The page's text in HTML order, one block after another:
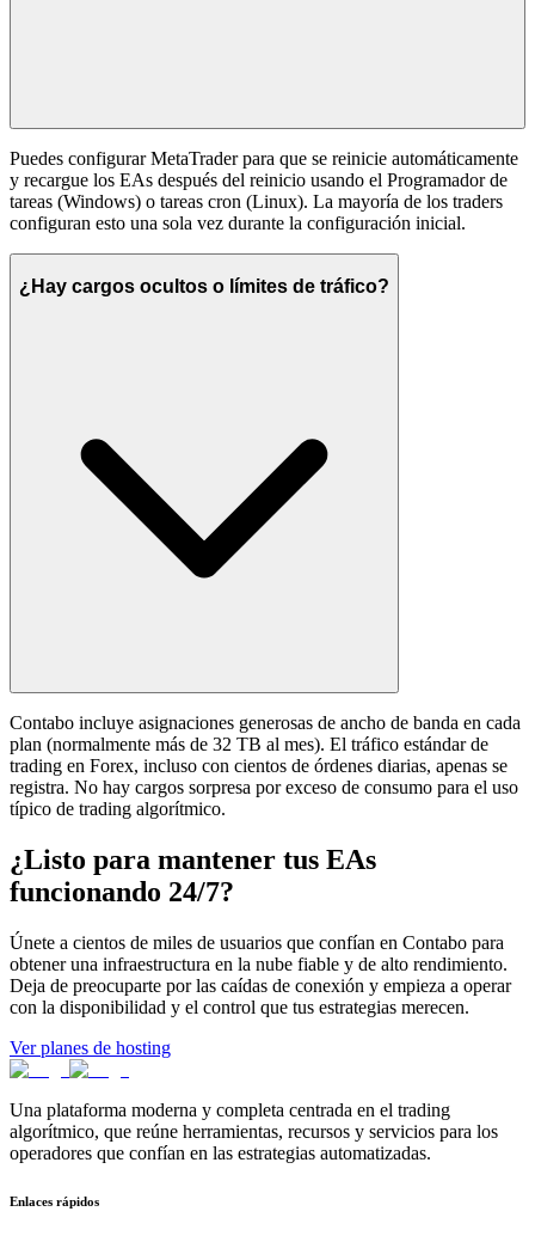
Puedes configurar MetaTrader para que se reinicie automáticamente
y recargue los EAs después del reinicio usando el Programador de
tareas (Windows) o tareas cron (Linux). La mayoría de los traders
configuran esto una sola vez durante la configuración inicial.
¿Hay cargos ocultos o límites de tráfico?
Contabo incluye asignaciones generosas de ancho de banda en cada
plan (normalmente más de 32 TB al mes). El tráfico estándar de
trading en Forex, incluso con cientos de órdenes diarias, apenas se
registra. No hay cargos sorpresa por exceso de consumo para el uso
típico de trading algorítmico.
¿Listo para mantener tus EAs
funcionando 24/7?
Únete a cientos de miles de usuarios que confían en Contabo para
obtener una infraestructura en la nube fiable y de alto rendimiento.
Deja de preocuparte por las caídas de conexión y empieza a operar
con la disponibilidad y el control que tus estrategias merecen.
Ver planes de hosting
Una plataforma moderna y completa centrada en el trading
algorítmico, que reúne herramientas, recursos y servicios para los
operadores que confían en las estrategias automatizadas.
Enlaces rápidos